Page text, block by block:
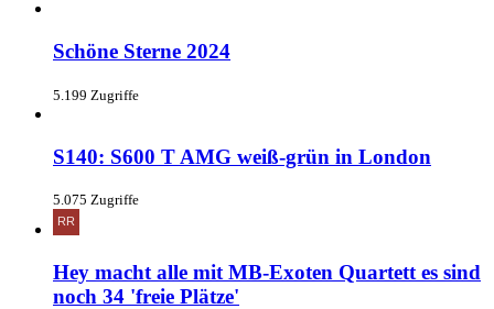
Schöne Sterne 2024
5.199 Zugriffe
S140: S600 T AMG weiß-grün in London
5.075 Zugriffe
Hey macht alle mit MB-Exoten Quartett es sind
noch 34 'freie Plätze'